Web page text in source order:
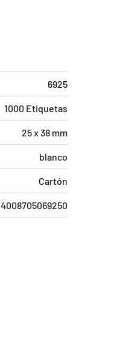
6925
1000 Etiquetas
25 x 38 mm
blanco
Cartón
4008705069250